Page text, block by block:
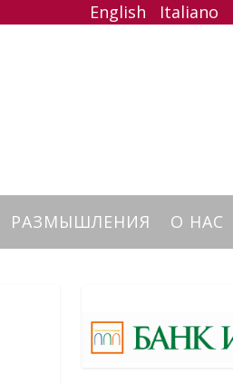
English Italiano
РАЗМЫШЛЕНИЯ О НАС